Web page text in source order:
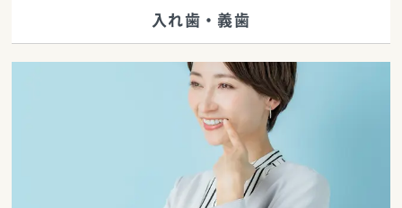
入れ歯・義歯